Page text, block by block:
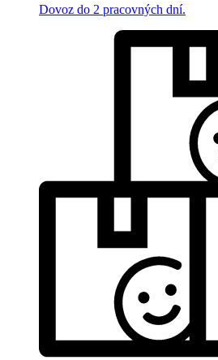
Dovoz do 2 pracovných dní.